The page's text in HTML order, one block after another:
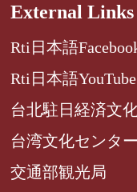
External Links
Rti日本語
Rti日本語YouTube
台北駐日経済文
台湾文化センター
交通部観光局